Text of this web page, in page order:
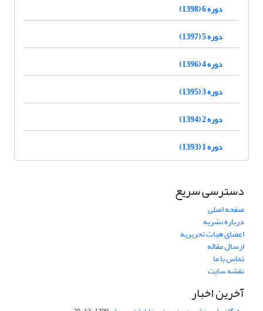
دوره 6 (1398)
دوره 5 (1397)
دوره 4 (1396)
دوره 3 (1395)
دوره 2 (1394)
دوره 1 (1393)
دسترسی سریع
صفحه اصلی
درباره نشریه
اعضای هیات تحریریه
ارسال مقاله
تماس با ما
نقشه سایت
آخرین اخبار